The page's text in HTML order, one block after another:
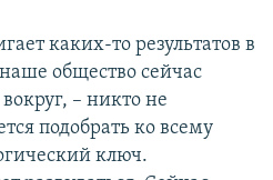
каких-то результатов в
общество сейчас
– никто не
подобрать ко всему
ключ.